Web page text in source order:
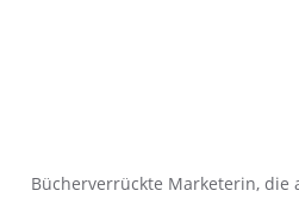
Bücherverrückte Marketerin, die